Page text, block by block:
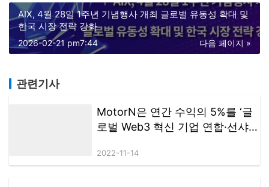
AIX, 4월 28일 1주년 기념행사 개최 글로벌 유동성 확대 및
한국 시장 전략 강화
다음 페이지 »
2026-02-21 pm7:44
관련기사
MotorN은 연간 수익의 5%를 ‘글
로벌 Web3 혁신 기업 연합·선샤인
할 계획이다.
2022-11-14